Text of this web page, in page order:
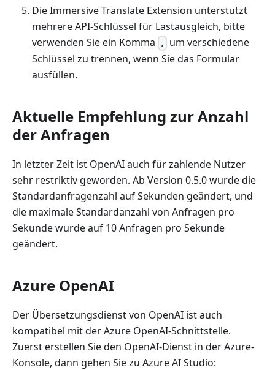
Die Immersive Translate Extension unterstützt
mehrere API-Schlüssel für Lastausgleich, bitte
verwenden Sie ein Komma
,
um verschiedene
Schlüssel zu trennen, wenn Sie das Formular
ausfüllen.
Aktuelle Empfehlung zur Anzahl
der Anfragen
In letzter Zeit ist OpenAI auch für zahlende Nutzer
sehr restriktiv geworden. Ab Version 0.5.0 wurde die
Standardanfragenzahl auf Sekunden geändert, und
die maximale Standardanzahl von Anfragen pro
Sekunde wurde auf 10 Anfragen pro Sekunde
geändert.
Azure OpenAI
Der Übersetzungsdienst von OpenAI ist auch
kompatibel mit der Azure OpenAI-Schnittstelle.
Zuerst erstellen Sie den OpenAI-Dienst in der Azure-
Konsole, dann gehen Sie zu Azure AI Studio: